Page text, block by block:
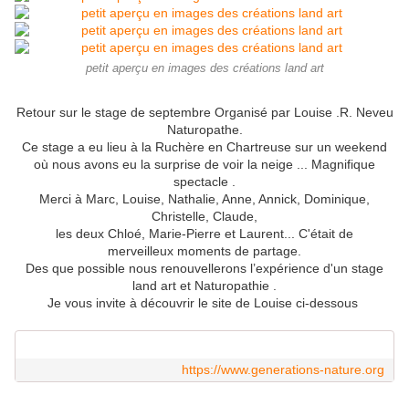
petit aperçu en images des créations land art
Retour sur le stage de septembre Organisé par Louise .R. Neveu
Naturopathe.
Ce stage a eu lieu à la Ruchère en Chartreuse sur un weekend
où nous avons eu la surprise de voir la neige ... Magnifique
spectacle .
Merci à Marc, Louise, Nathalie, Anne, Annick, Dominique,
Christelle, Claude,
les deux Chloé, Marie-Pierre et Laurent... C'était de
merveilleux moments de partage.
Des que possible nous renouvellerons l’expérience d'un stage
land art et Naturopathie .
Je vous invite à découvrir le site de Louise ci-dessous
https://www.generations-nature.org